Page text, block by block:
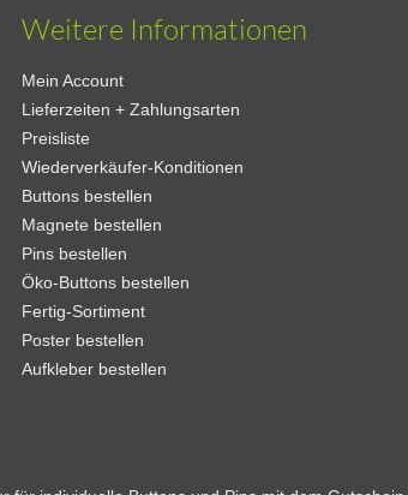
Weitere Informationen
Mein Account
Lieferzeiten + Zahlungsarten
Preisliste
Wiederverkäufer-Konditionen
Buttons bestellen
Magnete bestellen
Pins bestellen
Öko-Buttons bestellen
Fertig-Sortiment
Poster bestellen
Aufkleber bestellen